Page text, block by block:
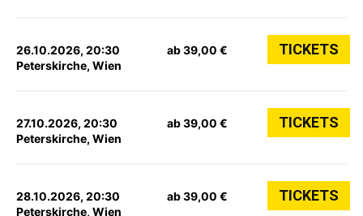
26.10.2026, 20:30
Peterskirche, Wien
ab 39,00 € TICKETS
27.10.2026, 20:30
Peterskirche, Wien
ab 39,00 € TICKETS
28.10.2026, 20:30
Peterskirche, Wien
ab 39,00 € TICKETS